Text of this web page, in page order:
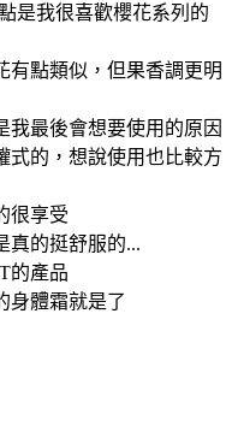
是我很喜歡櫻花系列的
有點類似，但果香調更明
我最後會想要使用的原因
式的，想說使用也比較方
很享受
真的挺舒服的...
的產品
身體霜就是了